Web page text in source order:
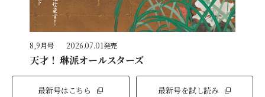
8,9月号 2026.07.01発売
天才！ 琳派オールスターズ
最新号はこちら 最新号を試し読み